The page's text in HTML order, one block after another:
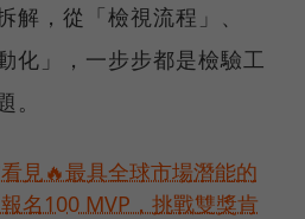
解，從「檢視流程」、
化」，一步步都是檢驗工
見🔥最具全球市場潛能的
名100 MVP，挑戰雙獎肯